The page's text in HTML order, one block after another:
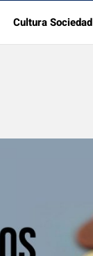
Cultura Sociedad